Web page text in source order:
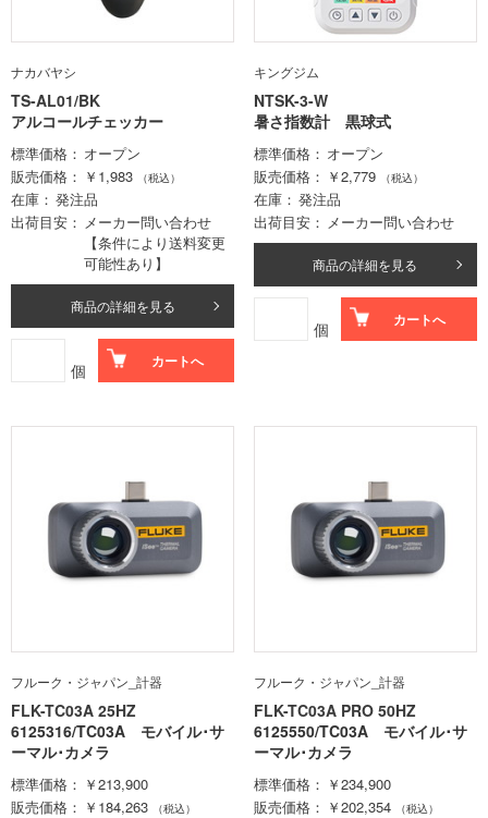
ナカバヤシ
TS-AL01/BK
アルコールチェッカー
標準価格
オープン
販売価格
￥1,983 （税込）
在庫
発注品
出荷目安
メーカー問い合わせ
【条件により送料変更
可能性あり】
商品の詳細を見る
個 カートへ
キングジム
NTSK-3-W
暑さ指数計 黒球式
標準価格
オープン
販売価格
￥2,779 （税込）
在庫
発注品
出荷目安
メーカー問い合わせ
商品の詳細を見る
個 カートへ
フルーク・ジャパン_計器
FLK-TC03A 25HZ
6125316/TC03A モバイル･サ
ーマル･カメラ
標準価格
￥213,900
販売価格
￥184,263 （税込）
フルーク・ジャパン_計器
FLK-TC03A PRO 50HZ
6125550/TC03A モバイル･サ
ーマル･カメラ
標準価格
￥234,900
販売価格
￥202,354 （税込）